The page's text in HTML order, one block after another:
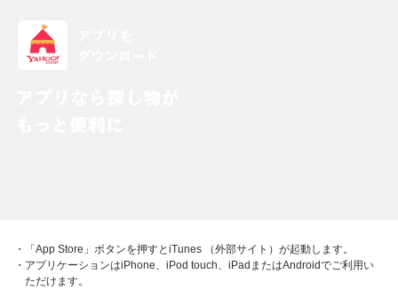
・「App Store」ボタンを押すとiTunes （外部サイト）が起動します。
・アプリケーションはiPhone、iPod touch、iPadまたはAndroidでご利用い
ただけます。